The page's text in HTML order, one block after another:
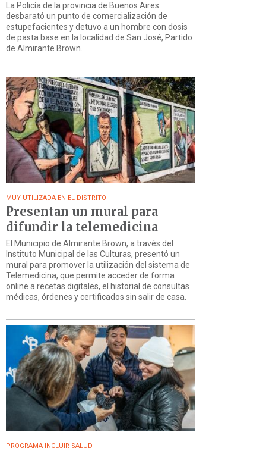
La Policía de la provincia de Buenos Aires
desbarató un punto de comercialización de
estupefacientes y detuvo a un hombre con dosis
de pasta base en la localidad de San José, Partido
de Almirante Brown.
MUY UTILIZADA EN EL DISTRITO
Presentan un mural para
difundir la telemedicina
El Municipio de Almirante Brown, a través del
Instituto Municipal de las Culturas, presentó un
mural para promover la utilización del sistema de
Telemedicina, que permite acceder de forma
online a recetas digitales, el historial de consultas
médicas, órdenes y certificados sin salir de casa.
PROGRAMA INCLUIR SALUD